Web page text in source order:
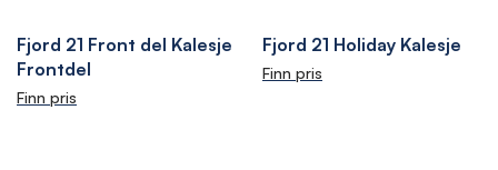
Fjord 21 Front del Kalesje
Frontdel
Finn pris
Fjord 21 Holiday Kalesje
Finn pris